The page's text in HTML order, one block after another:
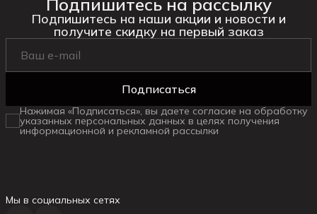
Подпишитесь на рассылку
Подпишитесь на наши акции и новости и
получите скидку на первый заказ
Подписаться
Нажимая «Подписаться», вы даете согласие на обработку
указанных персональных данных в целях получения
информационной и рекламной рассылки
Мы в социальных сетях